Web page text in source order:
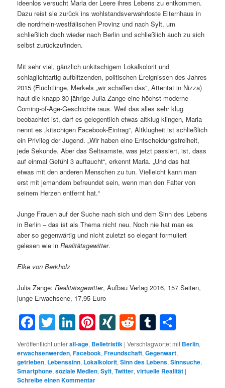
ideenlos versucht Marla der Leere ihres Lebens zu entkommen.
Dazu reist sie zurück ins wohlstandsverwahrloste Elternhaus in
die nordrhein-westfälischen Provinz und nach Sylt, um
schließlich doch wieder nach Berlin und schließlich auch zu sich
selbst zurückzufinden.
Mit sehr viel, gänzlich unkitschigem Lokalkolorit und
schlaglichtartig aufblitzenden, politischen Ereignissen des Jahres
2015 (Flüchtlinge, Merkels „wir schaffen das“, Attentat in Nizza)
haut die knapp 30-jährige Julia Zange eine höchst moderne
Coming-of-Age-Geschichte raus. Weil das alles sehr klug
beobachtet ist, darf es gelegentlich etwas altklug klingen, Marla
nennt es „kitschigen Facebook-Eintrag“, Altklugheit ist schließlich
ein Privileg der Jugend. „Wir haben eine Entscheidungsfreiheit,
jede Sekunde. Aber das Seltsamste, was jetzt passiert, ist, dass
auf einmal Gefühl 3 auftaucht“, erkennt Marla. „Und das hat
etwas mit den anderen Menschen zu tun. Vielleicht kann man
erst mit jemandem befreundet sein, wenn man den Falter von
seinem Herzen entfernt hat.“
Junge Frauen auf der Suche nach sich und dem Sinn des Lebens
in Berlin – das ist als Thema nicht neu. Noch nie hat man es
aber so gegenwärtig und nicht zuletzt so elegant formuliert
gelesen wie inRealitätsgewitter.
Elke von Berkholz
Julia Zange:Realitätsgewitter, Aufbau Verlag 2016, 157 Seiten,
junge Erwachsene, 17,95 Euro
Facebook
Twitter
LinkedIn
Pinterest
XINGRedditTumblr
Veröffentlicht unterall-age, Belletristik |Verschlagwortet mit Berlin,
erwachsenwerden,Facebook,Freundschaft,Gegenwart,
getrieben, Lebenssinn, Lokalkolorit,Sinn des Lebens,Sinnsuche,
Smartphone,soziale Medien,Sylt,Twitter,virtuelle Realität |
Schreibe einen Kommentar